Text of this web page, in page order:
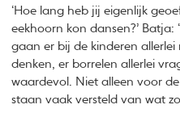
‘Hoe lang heb jij eigenlijk
eekhoorn kon dansen?’
gaan er bij de kinderen allerlei
denken, er borrelen allerlei
waardevol. Niet alleen voor
staan vaak versteld van wat